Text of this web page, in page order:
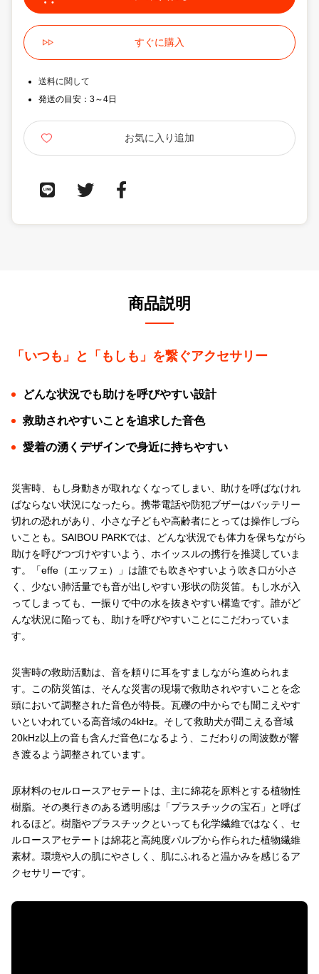
送料に関して
発送の目安：3～4日
商品説明
「いつも」と「もしも」を繋ぐアクセサリー
どんな状況でも助けを呼びやすい設計
救助されやすいことを追求した音色
愛着の湧くデザインで身近に持ちやすい
災害時、もし身動きが取れなくなってしまい、助けを呼ばなけれ
ばならない状況になったら。携帯電話や防犯ブザーはバッテリー
切れの恐れがあり、小さな子どもや高齢者にとっては操作しづら
いことも。SAIBOU PARKでは、どんな状況でも体力を保ちながら
助けを呼びつづけやすいよう、ホイッスルの携行を推奨していま
す。「effe（エッフェ）」は誰でも吹きやすいよう吹き口が小さ
く、少ない肺活量でも音が出しやすい形状の防災笛。もし水が入
ってしまっても、一振りで中の水を抜きやすい構造です。誰がど
んな状況に陥っても、助けを呼びやすいことにこだわっていま
す。
災害時の救助活動は、音を頼りに耳をすましながら進められま
す。この防災笛は、そんな災害の現場で救助されやすいことを念
頭において調整された音色が特長。瓦礫の中からでも聞こえやす
いといわれている高音域の4kHz。そして救助犬が聞こえる音域
20kHz以上の音も含んだ音色になるよう、こだわりの周波数が響
き渡るよう調整されています。
原材料のセルロースアセテートは、主に綿花を原料とする植物性
樹脂。その奥行きのある透明感は「プラスチックの宝石」と呼ば
れるほど。樹脂やプラスチックといっても化学繊維ではなく、セ
ルロースアセテートは綿花と高純度パルプから作られた植物繊維
素材。環境や人の肌にやさしく、肌にふれると温かみを感じるア
クセサリーです。